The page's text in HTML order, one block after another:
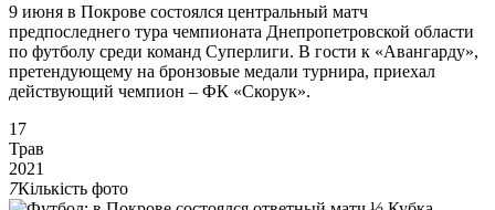
9 июня в Покрове состоялся центральный матч
предпоследнего тура чемпионата Днепропетровской области
по футболу среди команд Суперлиги. В гости к «Авангарду»,
претендующему на бронзовые медали турнира, приехал
действующий чемпион – ФК «Скорук».
17
Трав
2021
7Кількість фото